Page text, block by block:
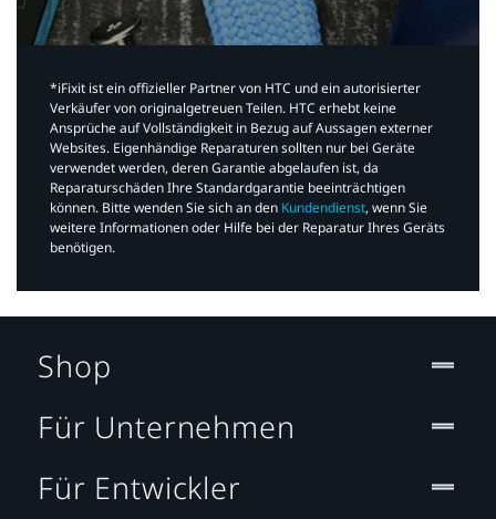
*iFixit ist ein offizieller Partner von HTC und ein autorisierter
Verkäufer von originalgetreuen Teilen. HTC erhebt keine
Ansprüche auf Vollständigkeit in Bezug auf Aussagen externer
Websites. Eigenhändige Reparaturen sollten nur bei Geräte
verwendet werden, deren Garantie abgelaufen ist, da
Reparaturschäden Ihre Standardgarantie beeinträchtigen
können. Bitte wenden Sie sich an den Kundendienst, wenn Sie
weitere Informationen oder Hilfe bei der Reparatur Ihres Geräts
benötigen.​
Shop
Für Unternehmen
Für Entwickler